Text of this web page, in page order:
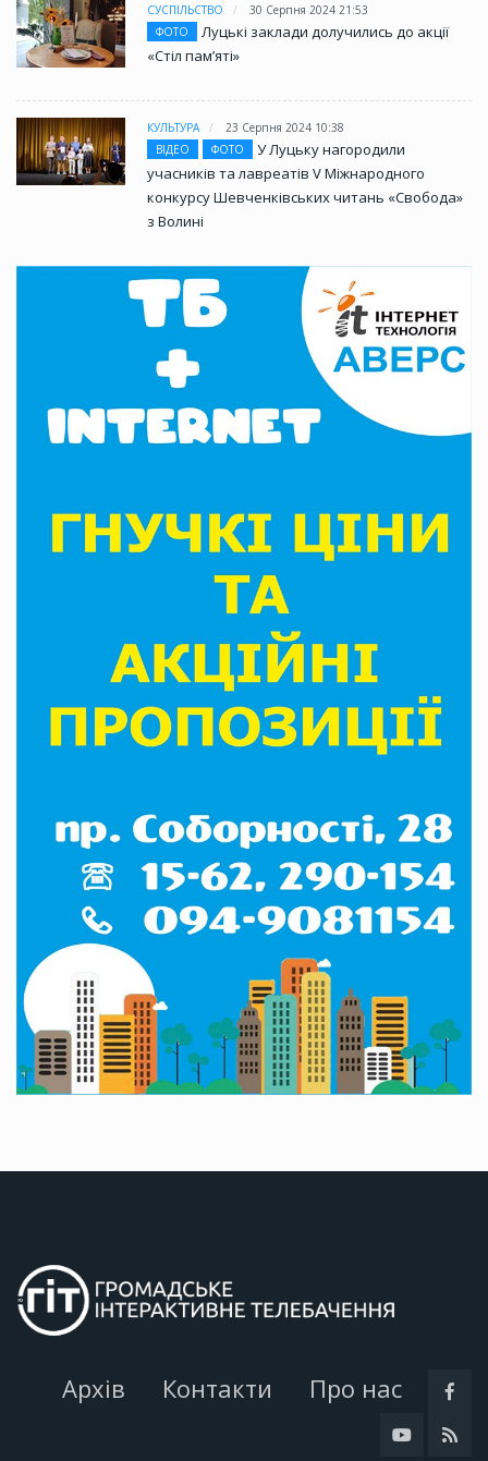
СУСПІЛЬСТВО
30 Серпня 2024 21:53
ФОТО
Луцькі заклади долучились до акції
«Стіл памʼяті»
КУЛЬТУРА
23 Серпня 2024 10:38
ВІДЕО
ФОТО
У Луцьку нагородили
учасників та лавреатів V Міжнародного
конкурсу Шевченківських читань «Свобода»
з Волині
Архів Контакти Про нас